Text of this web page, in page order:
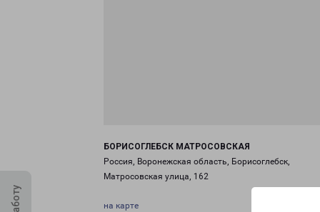
БОРИСОГЛЕБСК МАТРОСОВСКАЯ
Россия, Воронежская область, Борисоглебск,
Матросовская улица, 162
на карте